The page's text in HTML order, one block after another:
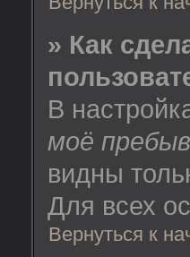
» Как
В
моё
видны
Для всех
Вернуться к